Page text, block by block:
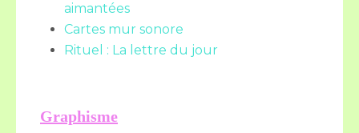
aimantées
Cartes mur sonore
Rituel : La lettre du jour
Graphisme